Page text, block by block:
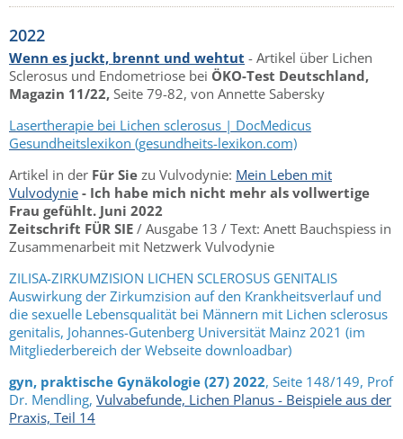
2022
Wenn es juckt, brennt und wehtut - Artikel über Lichen
Sclerosus und Endometriose bei ÖKO-Test Deutschland,
Magazin 11/22, Seite 79-82, von Annette Sabersky
Lasertherapie bei Lichen sclerosus | DocMedicus
Gesundheitslexikon (gesundheits-lexikon.com)
Artikel in der Für Sie zu Vulvodynie: Mein Leben mit
Vulvodynie - Ich habe mich nicht mehr als vollwertige
Frau gefühlt. Juni 2022
Zeitschrift FÜR SIE / Ausgabe 13 / Text: Anett Bauchspiess in
Zusammenarbeit mit Netzwerk Vulvodynie
ZILISA-ZIRKUMZISION LICHEN SCLEROSUS GENITALIS
Auswirkung der Zirkumzision auf den Krankheitsverlauf und
die sexuelle Lebensqualität bei Männern mit Lichen sclerosus
genitalis, Johannes-Gutenberg Universität Mainz 2021 (im
Mitgliederbereich der Webseite downloadbar)
gyn, praktische Gynäkologie (27) 2022, Seite 148/149, Prof
Dr. Mendling, Vulvabefunde, Lichen Planus - Beispiele aus der
Praxis, Teil 14